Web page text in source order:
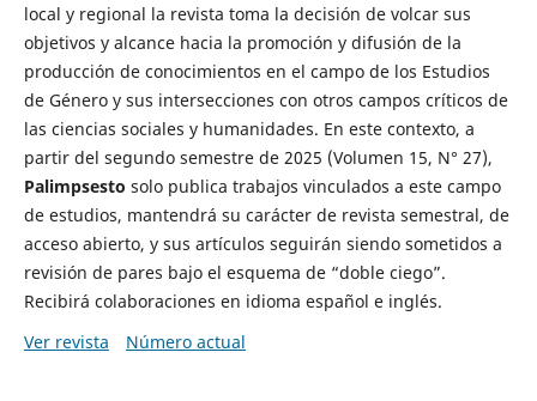
local y regional la revista toma la decisión de volcar sus
objetivos y alcance hacia la promoción y difusión de la
producción de conocimientos en el campo de los Estudios
de Género y sus intersecciones con otros campos críticos de
las ciencias sociales y humanidades. En este contexto, a
partir del segundo semestre de 2025 (Volumen 15, N° 27),
Palimpsesto solo publica trabajos vinculados a este campo
de estudios, mantendrá su carácter de revista semestral, de
acceso abierto, y sus artículos seguirán siendo sometidos a
revisión de pares bajo el esquema de “doble ciego”.
Recibirá colaboraciones en idioma español e inglés.
Ver revista
Número actual